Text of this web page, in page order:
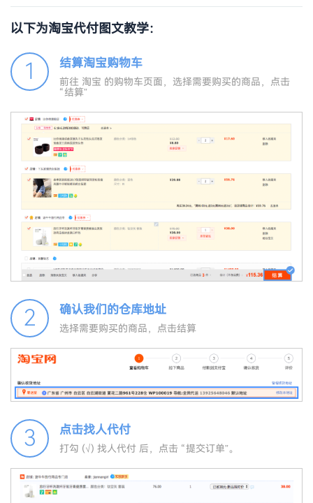
以下为淘宝代付图文教学：
1 结算淘宝购物车
前往 淘宝 的购物车页面，选择需要购买的商品，点击
“结算”
2 确认我们的仓库地址
选择需要购买的商品，点击结算
3 点击找人代付
打勾 (√) 找人代付 后，点击 “提交订单”。